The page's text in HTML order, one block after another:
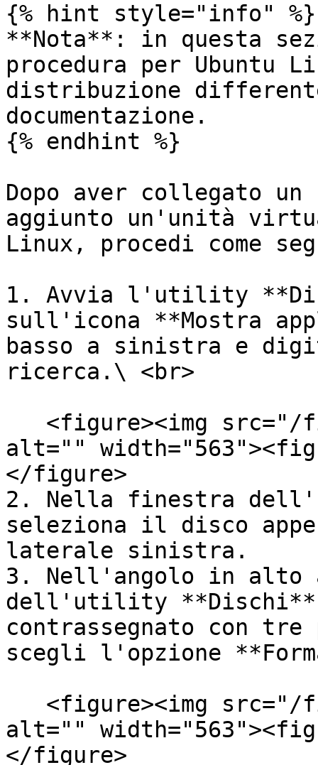
{% hint style="info" %}
**Nota**: in questa
procedura per Ubuntu
distribuzione
documentazione.
{% endhint %}
Dopo aver collegato
aggiunto un'unità
Linux, procedi come
1. Avvia l'utility
sull'icona **Mostra
basso a sinistra e
ricerca.\ <br>
alt=""
</figure>
2. Nella finestra
seleziona il disco
laterale sinistra.
3. Nell'angolo in alto
dell'utility **Dischi**,
contrassegnato con
scegli l'opzione
alt=""
</figure>